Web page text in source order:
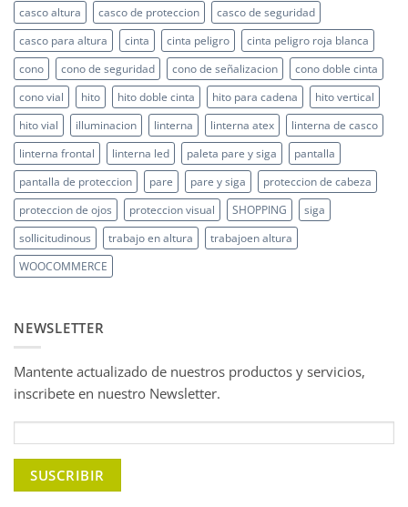
casco altura
casco de proteccion
casco de seguridad
casco para altura
cinta cinta peligro
cinta peligro roja blanca
cono
cono de seguridad cono de señalizacion
cono doble cinta
cono vial
hito hito doble cinta hito para cadena
hito vertical
hito vial
illuminacion linterna linterna atex
linterna de casco
linterna frontal
linterna led paleta pare y siga
pantalla
pantalla de proteccion
pare pare y siga
proteccion de cabeza
proteccion de ojos
proteccion visual SHOPPING
siga
sollicitudinous
trabajo en altura
trabajoen altura
WOOCOMMERCE
NEWSLETTER
Mantente actualizado de nuestros productos y servicios,
inscribete en nuestro Newsletter.